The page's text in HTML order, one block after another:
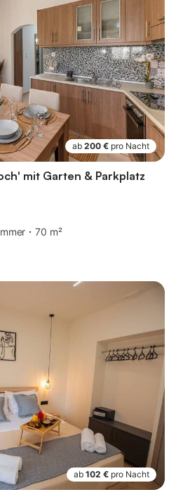
ab 200 € pro Nacht
mit Garten & Parkplatz
70 m²
ab 102 € pro Nacht